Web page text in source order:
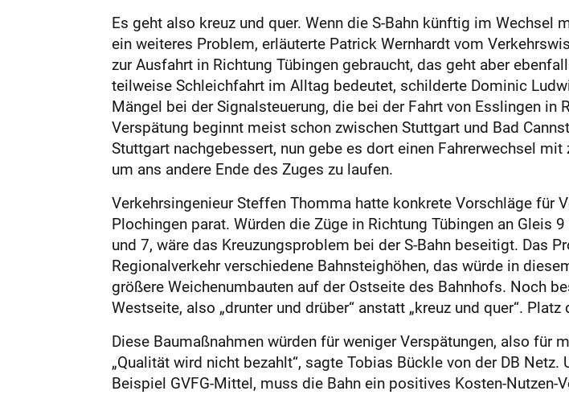
Es geht also kreuz und quer. Wenn die S-Bahn künftig im
ein weiteres Problem, erläuterte Patrick Wernhardt vom
zur Ausfahrt in Richtung Tübingen gebraucht, das geht aber
teilweise Schleichfahrt im Alltag bedeutet, schilderte Dominic
Mängel bei der Sig­nalsteuerung, die bei der Fahrt von Esslingen in
Verspätung ­beginnt meist schon zwischen Stuttgart und Bad
Stuttgart nachgebessert, nun gebe es dort einen Fahrerwechsel
um ans andere Ende des Zuges zu laufen.
Verkehrsingenieur Steffen Thomma hatte konkrete Vorschläge für
Plochingen parat. Würden die Züge in Richtung Tübingen an Gleis
und 7, wäre das Kreuzungsproblem bei der S-Bahn beseitigt. Das
Regionalverkehr verschiedene Bahnsteighöhen, das würde in
größere Weichenumbauten auf der Ostseite des Bahnhofs. Noch
Westseite, also „drunter und drüber“ anstatt „kreuz und quer“.
Diese Baumaßnahmen würden für weniger Verspätungen, also für
„Qualität wird nicht bezahlt“, sagte Tobias Bückle von der DB
Beispiel GVFG-Mittel, muss die Bahn ein positives Kosten-Nutzen-